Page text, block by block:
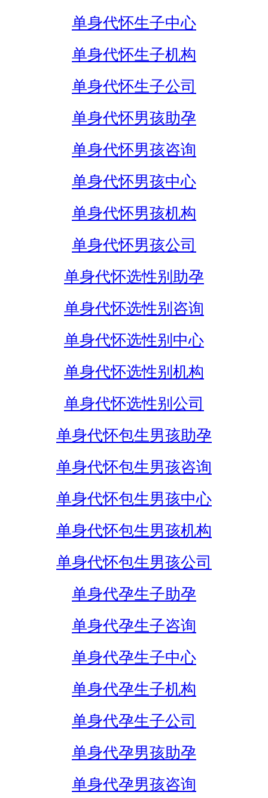
单身代怀生子中心
单身代怀生子机构
单身代怀生子公司
单身代怀男孩助孕
单身代怀男孩咨询
单身代怀男孩中心
单身代怀男孩机构
单身代怀男孩公司
单身代怀选性别助孕
单身代怀选性别咨询
单身代怀选性别中心
单身代怀选性别机构
单身代怀选性别公司
单身代怀包生男孩助孕
单身代怀包生男孩咨询
单身代怀包生男孩中心
单身代怀包生男孩机构
单身代怀包生男孩公司
单身代孕生子助孕
单身代孕生子咨询
单身代孕生子中心
单身代孕生子机构
单身代孕生子公司
单身代孕男孩助孕
单身代孕男孩咨询